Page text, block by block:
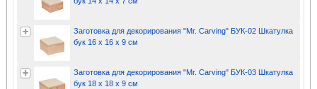
Заготовка для декорирования "Mr. Carving" БУК-02 Шкатулка
бук 16 х 16 х 9 см
Заготовка для декорирования "Mr. Carving" БУК-03 Шкатулка
бук 18 х 18 х 9 см